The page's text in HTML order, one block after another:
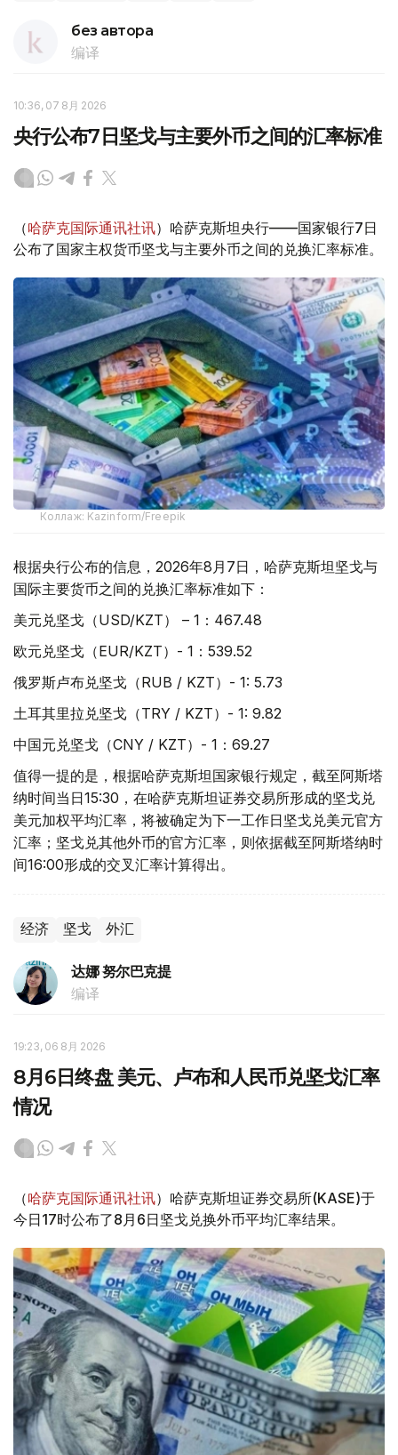
без автора
编译
10:36, 07 8月 2026
央行公布7日坚戈与主要外币之间的汇率标准
（哈萨克国际通讯社讯）哈萨克斯坦央行——国家银行7日
公布了国家主权货币坚戈与主要外币之间的兑换汇率标准。
Коллаж: Kazinform/Freepik
根据央行公布的信息，2026年8月7日，哈萨克斯坦坚戈与
国际主要货币之间的兑换汇率标准如下：
美元兑坚戈（USD/KZT） – 1：467.48
欧元兑坚戈（EUR/KZT）- 1：539.52
俄罗斯卢布兑坚戈（RUB / KZT）- 1: 5.73
土耳其里拉兑坚戈（TRY / KZT）- 1: 9.82
中国元兑坚戈（CNY / KZT）- 1：69.27
值得一提的是，根据哈萨克斯坦国家银行规定，截至阿斯塔
纳时间当日15:30，在哈萨克斯坦证券交易所形成的坚戈兑
美元加权平均汇率，将被确定为下一工作日坚戈兑美元官方
汇率；坚戈兑其他外币的官方汇率，则依据截至阿斯塔纳时
间16:00形成的交叉汇率计算得出。
经济 坚戈 外汇
达娜 努尔巴克提
编译
19:23, 06 8月 2026
8月6日终盘 美元、卢布和人民币兑坚戈汇率
情况
（哈萨克国际通讯社讯）哈萨克斯坦证券交易所(KASE)于
今日17时公布了8月6日坚戈兑换外币平均汇率结果。